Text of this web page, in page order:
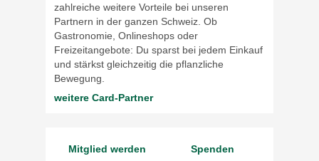
zahlreiche weitere Vorteile bei unseren
Partnern in der ganzen Schweiz. Ob
Gastronomie, Onlineshops oder
Freizeitangebote: Du sparst bei jedem Einkauf
und stärkst gleichzeitig die pflanzliche
Bewegung.
weitere Card-Partner
Mitglied werden Spenden